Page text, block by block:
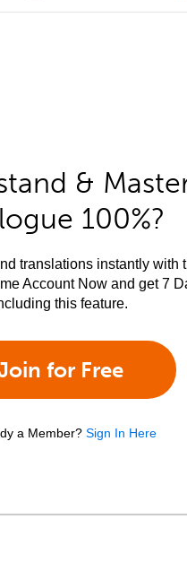
&
100%?
translations instantly with
Account Now and get 7
this feature.
for Free
a Member? Sign In Here